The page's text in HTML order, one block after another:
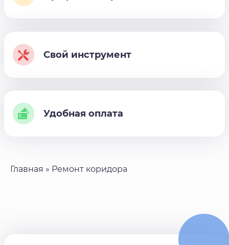
Свой инструмент
Удобная оплата
Главная » Ремонт коридора